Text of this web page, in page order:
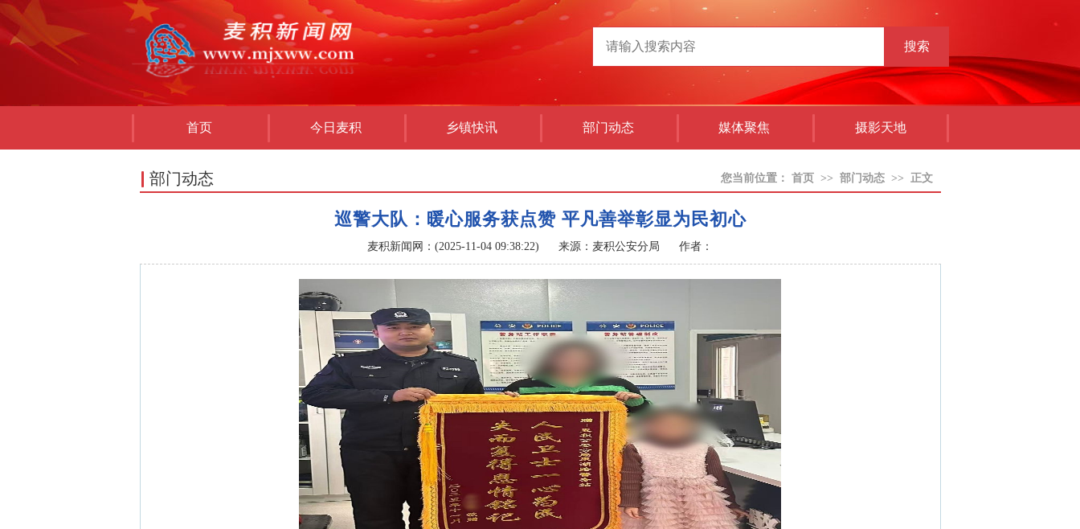
搜索
首页 今日麦积 乡镇快讯 部门动态 媒体聚焦 摄影天地
部门动态 您当前位置： 首页 >> 部门动态>> 正文
巡警大队：暖心服务获点赞 平凡善举彰显为民初心
麦积新闻网：(2025-11-04 09:38:22) 来源：麦积公安分局 作者：